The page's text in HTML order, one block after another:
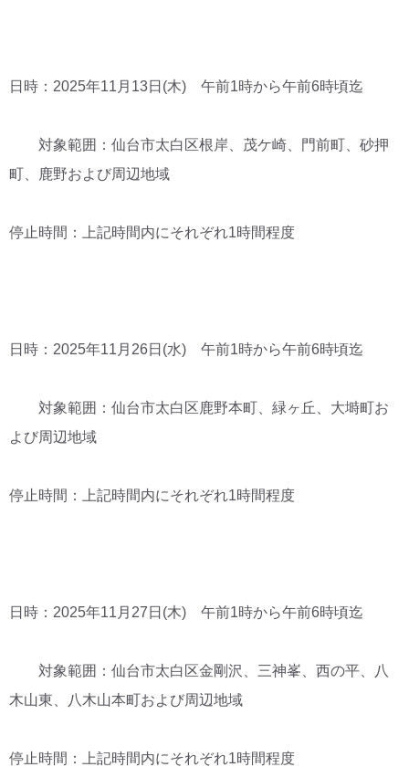
日時：2025年11月13日(木) 午前1時から午前6時頃迄
対象範囲：仙台市太白区根岸、茂ケ崎、門前町、砂押
町、鹿野および周辺地域
停止時間：上記時間内にそれぞれ1時間程度
日時：2025年11月26日(水) 午前1時から午前6時頃迄
対象範囲：仙台市太白区鹿野本町、緑ヶ丘、大塒町お
よび周辺地域
停止時間：上記時間内にそれぞれ1時間程度
日時：2025年11月27日(木) 午前1時から午前6時頃迄
対象範囲：仙台市太白区金剛沢、三神峯、西の平、八
木山東、八木山本町および周辺地域
停止時間：上記時間内にそれぞれ1時間程度